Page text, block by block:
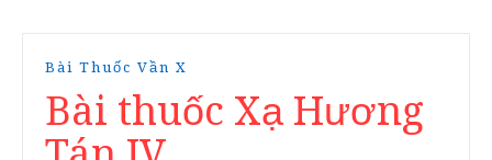
Bài Thuốc Vần X
Bài thuốc Xạ Hương